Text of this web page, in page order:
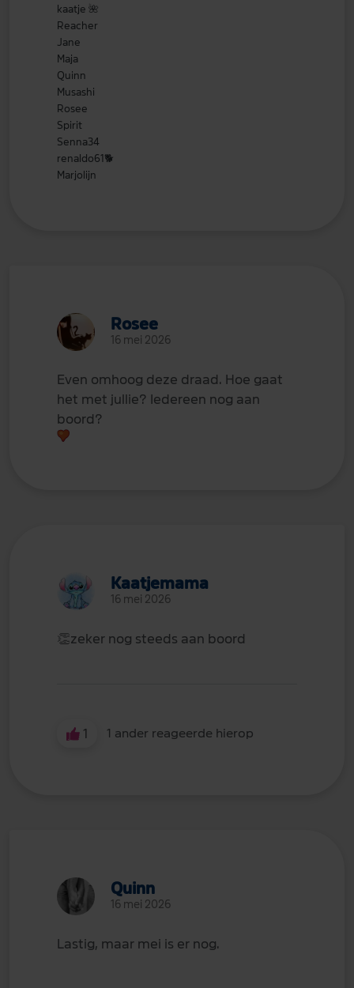
kaatje 🌺
Reacher
Jane
Maja
Quinn
Musashi
Rosee
Spirit
Senna34
renaldo61 🐕
Marjolijn
Rosee
16 mei 2026
Even omhoog deze draad. Hoe gaat
het met jullie? Iedereen nog aan
boord?
Kaatjemama
16 mei 2026
👏zeker nog steeds aan boord
1 1 ander reageerde hierop
Quinn
16 mei 2026
Lastig, maar mei is er nog.